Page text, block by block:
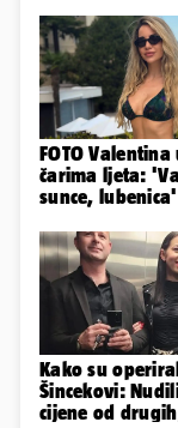
FOTO
čarima ljeta:
sunce, lubenica'
Kako su
Šincekovi:
cijene od